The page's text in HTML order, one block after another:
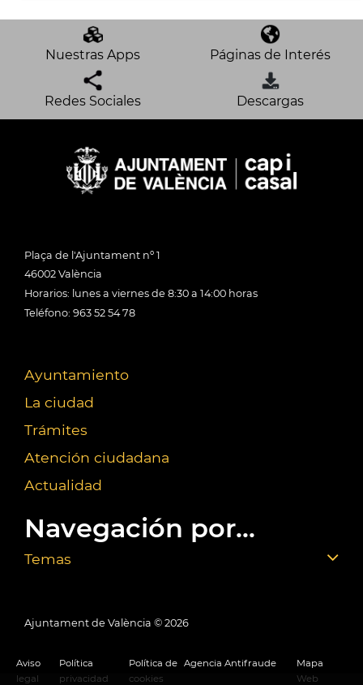
Nuestras Apps Páginas de Interés
Redes Sociales Descargas
Plaça de l'Ajuntament nº 1
46002 València
Horarios: lunes a viernes de 8:30 a 14:00 horas
Teléfono: 963 52 54 78
Ayuntamiento
La ciudad
Trámites
Atención ciudadana
Actualidad
Navegación por...
Temas
Ajuntament de València © 2026
Aviso
legal
Política
privacidad
Política de
cookies
Agencia Antifraude
Mapa
Web